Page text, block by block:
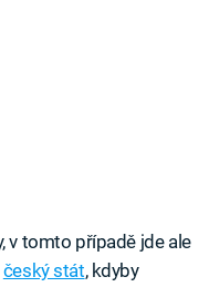
v tomto případě jde ale
český stát, kdyby